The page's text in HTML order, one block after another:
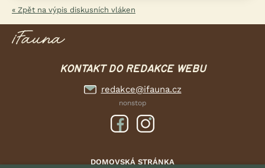
« Zpět na výpis diskusních vláken
KONTAKT DO REDAKCE WEBU
redakce@ifauna.cz
nonstop
DOMOVSKÁ STRÁNKA